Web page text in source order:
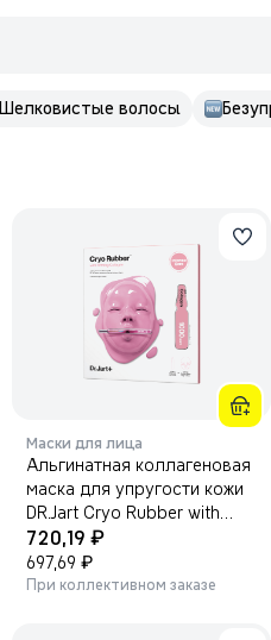
Шелковистые волосы
Маски для лица
Альгинатная коллагеновая
маска для упругости кожи
DR.Jart Cryo Rubber with
Firming Collagen 44г
720,19 ₽
697,69 ₽
При коллективном заказе